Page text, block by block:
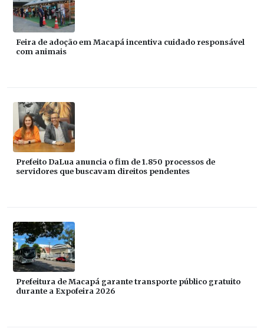
Feira de adoção em Macapá incentiva cuidado responsável
com animais
Prefeito DaLua anuncia o fim de 1.850 processos de
servidores que buscavam direitos pendentes
Prefeitura de Macapá garante transporte público gratuito
durante a Expofeira 2026